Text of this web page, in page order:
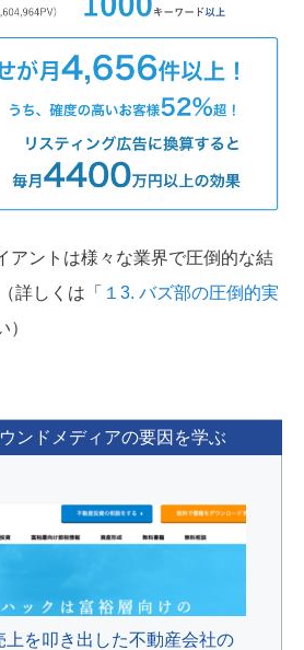
アントは様々な業界で圧倒的な結
詳しくは「 １3. バズ部の圧倒的実
）
ンドメディアの要因を学ぶ
上を叩き出した不動産会社の